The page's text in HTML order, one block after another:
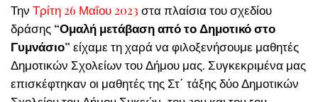
Την Τρίτη 26 Μαΐου 2023 στα πλαίσια του σχεδίου
δράσης “Ομαλή μετάβαση από το Δημοτικό στο
Γυμνάσιο” είχαμε τη χαρά να φιλοξενήσουμε μαθητές
Δημοτικών Σχολείων του Δήμου μας. Συγκεκριμένα μας
επισκέφτηκαν οι μαθητές της Στ΄ τάξης δύο Δημοτικών